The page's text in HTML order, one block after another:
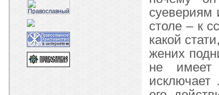
суевериям
столе – к
какой
жених
не имеет
исключает